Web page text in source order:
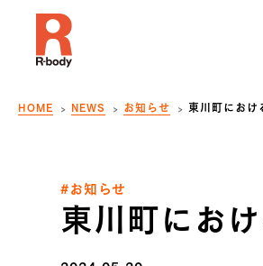
HOME NEWS お知らせ 東川町におけ
#お知らせ
東川町にお